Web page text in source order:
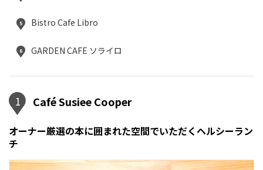
5 Bistro Cafe Libro
6 GARDEN CAFE ソライロ
1 Café Susiee Cooper
オーナー厳選の本に囲まれた空間でいただくヘルシーラン
チ